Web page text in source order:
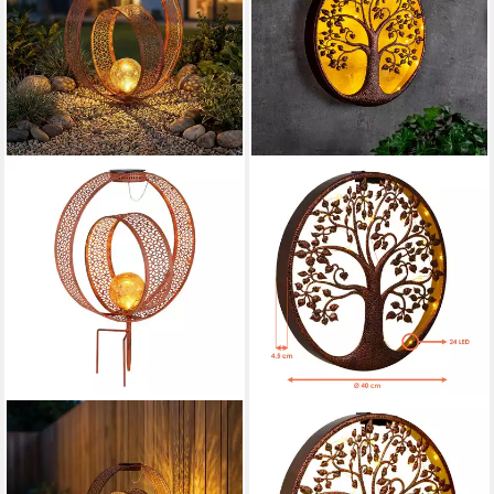
GLOBO LIGHTING
LED Solarleuchte, LED-
Leuchtmittel fest verbaut,
SPETEBO
LED Solarleuchte LED Solar
Wanddeko BAUM antik